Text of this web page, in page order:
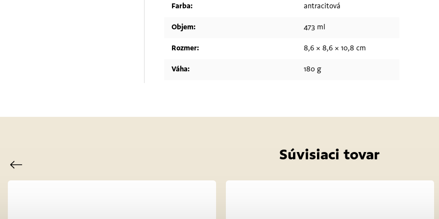
Farba: antracitová
Objem: 473 ml
Rozmer: 8,6 × 8,6 × 10,8 cm
Váha: 180 g
Súvisiaci tovar
Previous